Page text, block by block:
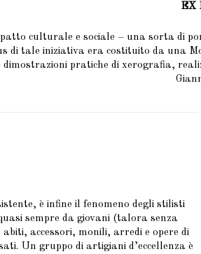
EX
culturale e sociale – una sorta di
di tale iniziativa era costituito da una
pratiche di xerografia,
è infine il fenomeno degli stilisti
sempre da giovani (talora senza
abiti, accessori, monili, arredi e opere di
Un gruppo di artigiani d’eccellenza è